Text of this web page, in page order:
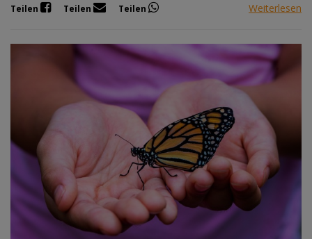
Teilen Teilen Teilen Weiterlesen